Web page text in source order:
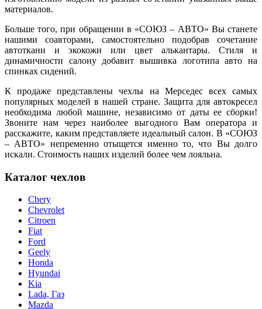
материалов.
Больше того, при обращении в «СОЮЗ – АВТО» Вы станете
нашими соавторами, самостоятельно подобрав сочетание
автоткани и экокожи или цвет алькантары. Стиля и
динамичности салону добавит вышивка логотипа авто на
спинках сидений.
К продаже представлены чехлы на Мерседес всех самых
популярных моделей в нашей стране. Защита для автокресел
необходима любой машине, независимо от даты ее сборки!
Звоните нам через наиболее выгодного Вам оператора и
расскажите, каким представляете идеальный салон. В «СОЮЗ
– АВТО» непременно отыщется именно то, что Вы долго
искали. Стоимость наших изделий более чем лояльна.
Каталог чехлов
Chery
Chevrolet
Citroen
Fiat
Ford
Geely
Honda
Hyundai
Kia
Lada, Газ
Mazda